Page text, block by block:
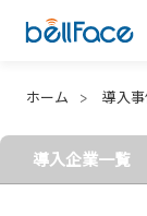
ホーム 導入事
導入企業一覧